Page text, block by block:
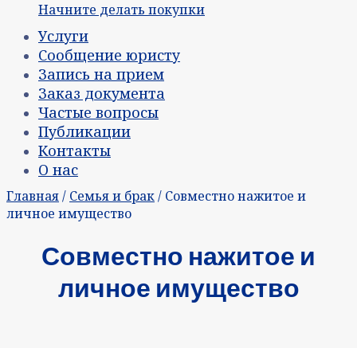
Начните делать покупки
Услуги
Сообщение юристу
Запись на прием
Заказ документа
Частые вопросы
Публикации
Контакты
О нас
Главная/ Семья и брак/ Совместно нажитое и
личное имущество
Совместно нажитое и
личное имущество